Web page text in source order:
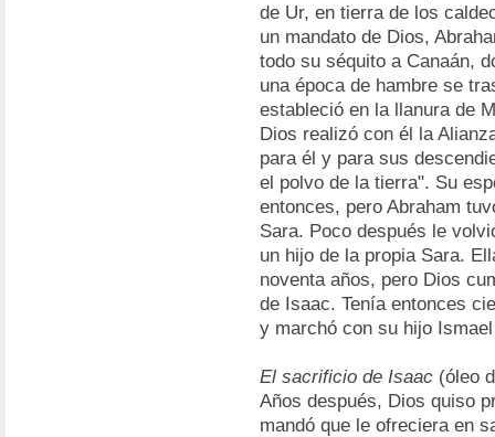
de Ur, en tierra de los
un mandato de Dios,
todo su séquito a Canaán,
una época de hambre se
estableció en la llanura de
Dios realizó con él la
para él y para sus
el polvo de la tierra". Su
entonces, pero Abraham
Sara. Poco después le
un hijo de la propia Sara.
noventa años, pero Dios
de Isaac. Tenía entonces
y marchó con su hijo
El sacrificio de Isaac (óleo
Años después, Dios quiso
mandó que le ofreciera en